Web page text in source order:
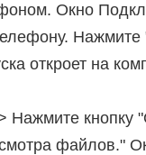
Окно
Нажмите
откроет на
Нажмите кнопку
файлов."